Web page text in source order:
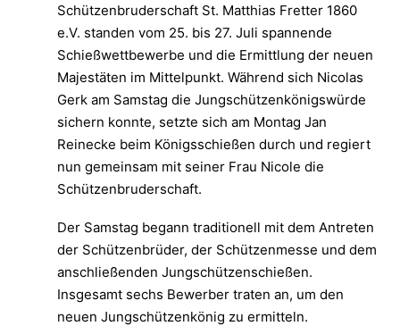
Schützenbruderschaft St. Matthias Fretter 1860
e.V. standen vom 25. bis 27. Juli spannende
Schießwettbewerbe und die Ermittlung der neuen
Majestäten im Mittelpunkt. Während sich Nicolas
Gerk am Samstag die Jungschützenkönigswürde
sichern konnte, setzte sich am Montag Jan
Reinecke beim Königsschießen durch und regiert
nun gemeinsam mit seiner Frau Nicole die
Schützenbruderschaft.
Der Samstag begann traditionell mit dem Antreten
der Schützenbrüder, der Schützenmesse und dem
anschließenden Jungschützenschießen.
Insgesamt sechs Bewerber traten an, um den
neuen Jungschützenkönig zu ermitteln.